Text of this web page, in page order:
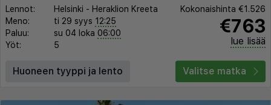
Lennot: Helsinki - Heraklion Kreeta
Meno:
ti 29 syys 12:25
Paluu:
su 04 loka 06:00
Yöt:
5
Kokonaishinta €1.526
€763
lue lisää
Huoneen tyyppi ja lento Valitse matka